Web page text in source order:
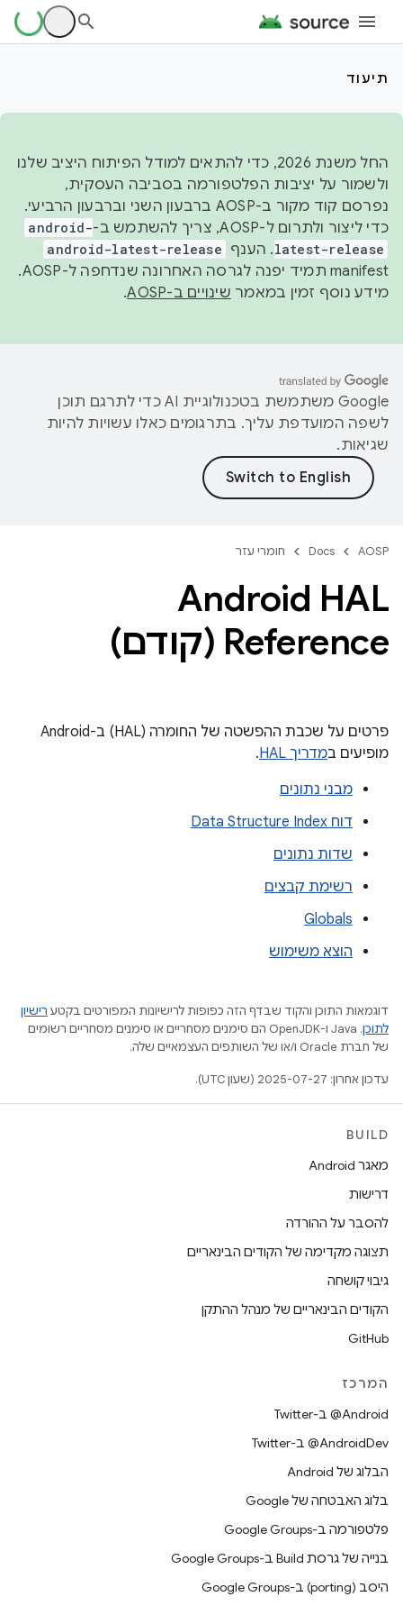
תיעוד
החל משנת 2026, כדי להתאים למודל הפיתוח היציב שלנו
ולשמור על יציבות הפלטפורמה בסביבה העסקית,
נפרסם קוד מקור ב-AOSP ברבעון השני וברבעון הרביעי.
כדי ליצור ולתרום ל-AOSP, צריך להשתמש ב-
android-
latest-release. הענף android-latest-release
manifest תמיד יפנה לגרסה האחרונה שנדחפה ל-AOSP.
מידע נוסף זמין במאמר שינויים ב-AOSP .
‫Google משתמשת בטכנולוגיית AI כדי לתרגם תוכן
לשפה המועדפת עליך. בתרגומים כאלו עשויות להיות
שגיאות.
AOSP
Docs חומרי עזר
Android HAL
Reference (קודם)
פרטים על שכבת ההפשטה של החומרה (HAL) ב-Android
מופיעים במדריך HAL
.
מבני נתונים
דוח Data Structure Index
שדות נתונים
רשימת קבצים
Globals
הוצא משימוש
דוגמאות התוכן והקוד שבדף הזה כפופות לרישיונות המפורטים בקטע רישיון
לתוכן
.‏ Java ו-OpenJDK הם סימנים מסחריים או סימנים מסחריים רשומים
של חברת Oracle ו/או של השותפים העצמאיים שלה.
עדכון אחרון: 2025-07-27 (שעון UTC).
BUILD
מאגר Android
דרישות
להסבר על ההורדה
תצוגה מקדימה של הקודים הבינאריים
גיבוי קושחה
הקודים הבינאריים של מנהל ההתקן
GitHub
המרכז
‎@Android ב-Twitter
‎@AndroidDev ב-Twitter
הבלוג של Android
בלוג האבטחה של Google
פלטפורמה ב-Google Groups
בנייה של גרסת Build ב-Google Groups
היסב (porting) ב-Google Groups